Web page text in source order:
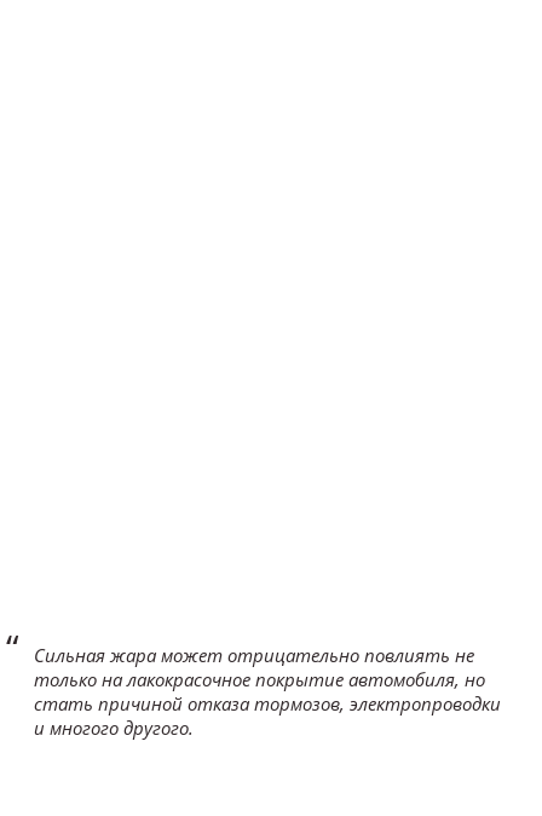
Сильная жара может отрицательно повлиять не
только на лакокрасочное покрытие автомобиля, но
стать причиной отказа тормозов, электропроводки
и многого другого.